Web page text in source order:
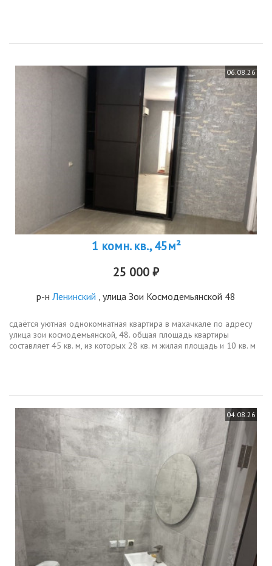
06.08.26
1 комн. кв., 45м²
25 000 ₽
р-н Ленинский , улица Зои Космодемьянской 48
сдаётся уютная однокомнатная квартира в махачкале по адресу
улица зои космодемьянской, 48. общая площадь квартиры
составляет 45 кв. м, из которых 28 кв. м жилая площадь и 10 кв. м
04.08.26